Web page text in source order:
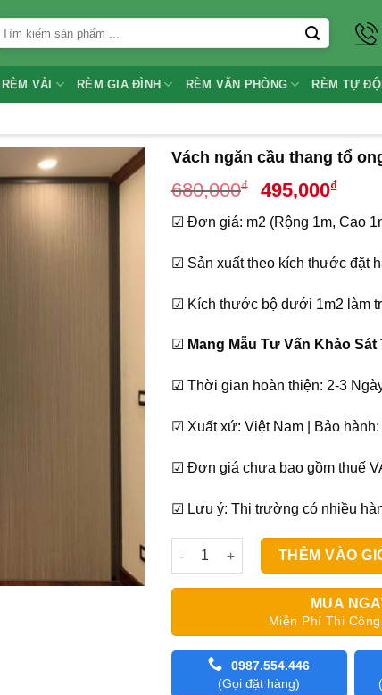
RÈM VẢI RÈM GIA ĐÌNH RÈM VĂN PHÒNG RÈM TỰ
Vách ngăn cầu thang tổ
680,000₫
Giá
gốc
là:
680,000₫.
495,000₫Giá
tại
là:
☑ Đơn giá: m2 (Rộng 1m, Cao
☑ Sản xuất theo kích thước đặt
☑ Kích thước bộ dưới 1m2 làm
☑ Mang Mẫu Tư Vấn Khảo Sát
☑ Thời gian hoàn thiện: 2-3
☑ Xuất xứ: Việt Nam | Bảo hành:
☑ Đơn giá chưa bao gồm thuế
☑ Lưu ý: Thị trường có nhiều
Vách ngăn cầu thang tổ ong số
THÊM VÀO
MUA
Miễn Phí Thi
0987.554.446
(Gọi đặt hàng)